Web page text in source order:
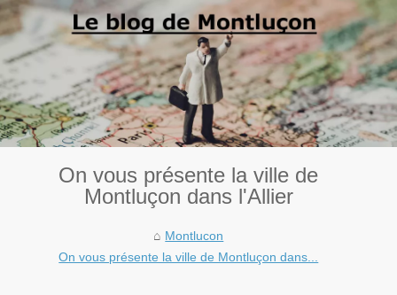
On vous présente la ville de
Montluçon dans l'Allier
Montlucon
On vous présente la ville de Montluçon dans...